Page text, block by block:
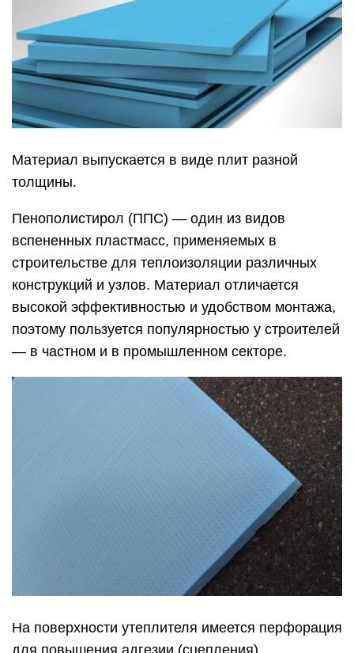
Материал выпускается в виде плит разной
толщины.
Пенополистирол (ППС) — один из видов
вспененных пластмасс, применяемых в
строительстве для теплоизоляции различных
конструкций и узлов. Материал отличается
высокой эффективностью и удобством монтажа,
поэтому пользуется популярностью у строителей
— в частном и в промышленном секторе.
На поверхности утеплителя имеется перфорация